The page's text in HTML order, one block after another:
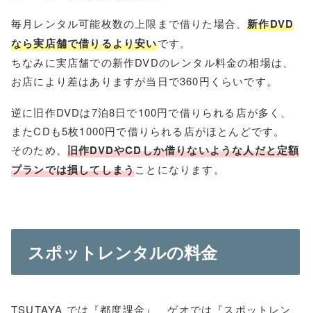
毎月レンタル可能枚数の上限まで借りた場合、新作DVD
なら実店舗で借りるより安いです。
ちなみに実店舗での新作DVDのレンタル料金の相場は、
お店により差はありますが当日で360円くらいです。
逆に旧作DVDは7泊8日で100円で借りられる店が多く、
またCDも5枚1000円で借りられる店がほとんどです。
そのため、 旧作DVDやCDしか借りないような人だと定額
プランでは損してしまうことになります。
スポットレンタルの料金
TSUTAYA では『都度課金』、ゲオでは『スポットレン